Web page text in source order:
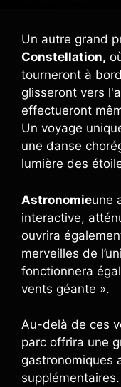
Un autre grand
Constellation,
tourneront à
glisseront vers
effectueront
Un voyage
une danse
lumière des
Astronomieune
interactive,
ouvrira
merveilles de
fonctionnera
vents géante ».
Au-delà de ces
parc offrira une
gastronomiques